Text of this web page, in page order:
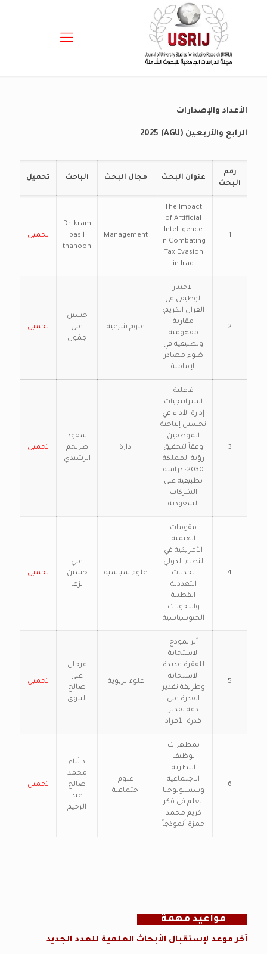
الأعداد والإصدارات
الرابع والأربعين (AGU) 2025
رقم
البحث
عنوان البحث مجال البحث الباحث تحميل
1
The Impact
of Artificial
Intelligence
in Combating
Tax Evasion
in Iraq
Management
Dr.ikram
basil
thanoon
تحميل
2
الاختبار
الوظيفي في
القرآن الكريم:
مقاربة
مفهومية
وتطبيقية في
ضوء مصادر
الإمامية
علوم شرعية
حسين
علي
جمّول
تحميل
3
فاعلية
استراتيجيات
إدارة الأداء في
تحسين إنتاجية
الموظفين
وفقاً لتحقيق
رؤية المملكة
2030: دراسة
تطبيقية على
الشركات
السعودية
ادارة
سعود
طريخم
الرشيدي
تحميل
4
مقومات
الهيمنة
الأمريكية في
النظام الدولي:
تحديات
التعددية
القطبية
والتحولات
الجيوسياسية
علوم سياسية
علي
حسين
نزها
تحميل
5
أثر نموذج
الاستجابة
للفقرة عديدة
الاستجابة
وطريقة تقدير
القدرة على
دقة تقدير
قدرة الأفراد
علوم تربوية
فرحان
علي
صالح
البلوي
تحميل
6
تمظهرات
توظيف
النظرية
الاجتماعية
وسسيولوجيا
العلم في فكر
كريم محمد
حمزة أنموذجاً
علوم
اجتماعية
د.ثناء
محمد
صالح
عبد
الرحيم
تحميل
مواعيد مهمة
آخر موعد لإستقبال الأبحاث العلمية للعدد الجديد